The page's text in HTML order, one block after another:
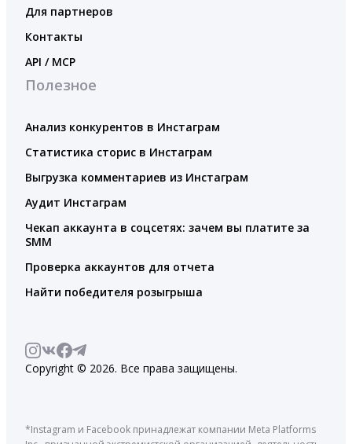
Для партнеров
Контакты
API / MCP
Полезное
Анализ конкурентов в Инстаграм
Статистика сторис в Инстаграм
Выгрузка комментариев из Инстаграм
Аудит Инстаграм
Чекап аккаунта в соцсетях: зачем вы платите за
SMM
Проверка аккаунтов для отчета
Найти победителя розыгрыша
Copyright © 2026. Все права защищены.
*Instagram и Facebook принадлежат компании Meta Platforms